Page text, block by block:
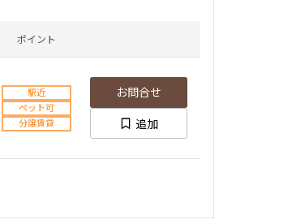
ポイント
駅近
ペット可
分譲賃貸
お問合せ
追加